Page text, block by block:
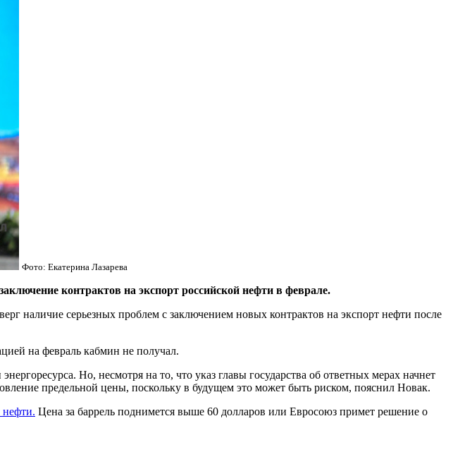
Фото: Екатерина Лазарева
контрактов на экспорт российской нефти в феврале.
наличие серьезных проблем с заключением новых контрактов на экспорт нефти после
на февраль кабмин не получал.
Но, несмотря на то, что указ главы государства об ответных мерах начнет
предельной цены, поскольку в будущем это может быть риском, пояснил Новак.
нефти. Цена за баррель поднимется выше 60 долларов или Евросоюз примет решение о